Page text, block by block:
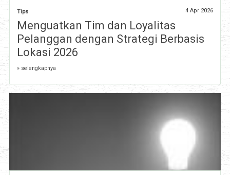
Tips 4 Apr 2026
Menguatkan Tim dan Loyalitas
Pelanggan dengan Strategi Berbasis
Lokasi 2026
» selengkapnya